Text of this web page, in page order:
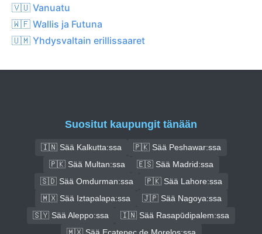
🇻🇺 Vanuatu
🇼🇫 Wallis ja Futuna
🇺🇲 Yhdysvaltain erillissaaret
Suositut kaupungit tänään
🇮🇳 Sää Kalkutta:ssa
🇵🇰 Sää Peshawar:ssa
🇵🇰 Sää Multan:ssa
🇪🇸 Sää Madrid:ssa
🇸🇩 Sää Omdurman:ssa
🇵🇰 Sää Lahore:ssa
🇲🇽 Sää Iztapalapa:ssa
🇯🇵 Sää Nagoya:ssa
🇸🇾 Sää Aleppo:ssa
🇮🇳 Sää Rasapūdipalem:ssa
🇲🇽 Sää Ecatepec de Morelos:ssa